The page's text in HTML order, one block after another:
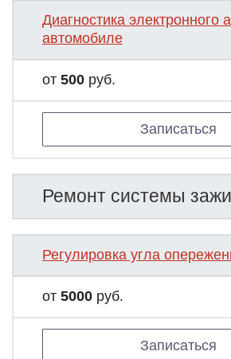
Диагностика электронного
автомобиле
от 500 руб.
Записаться
Ремонт системы
Регулировка угла
от 5000 руб.
Записаться